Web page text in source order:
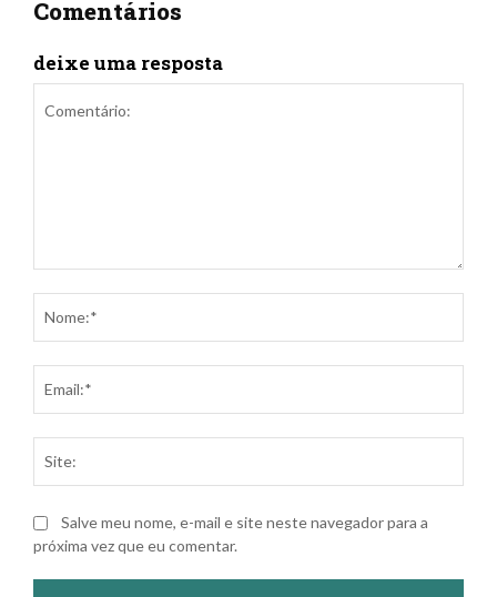
Comentários
deixe uma resposta
Salve meu nome, e-mail e site neste navegador para a
próxima vez que eu comentar.